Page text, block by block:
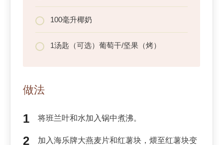
100毫升椰奶
1汤匙（可选）葡萄干/坚果（烤）
做法
将班兰叶和水加入锅中煮沸。
加入海乐牌大燕麦片和红薯块，煨至红薯块变